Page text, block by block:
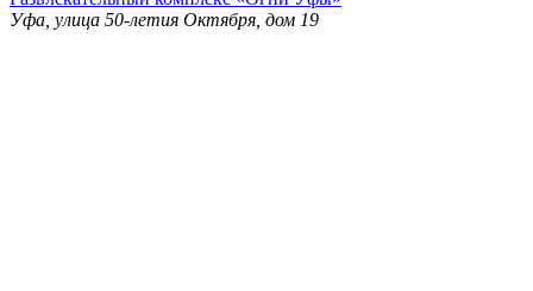
Уфа, улица 50-летия Октября, дом 19